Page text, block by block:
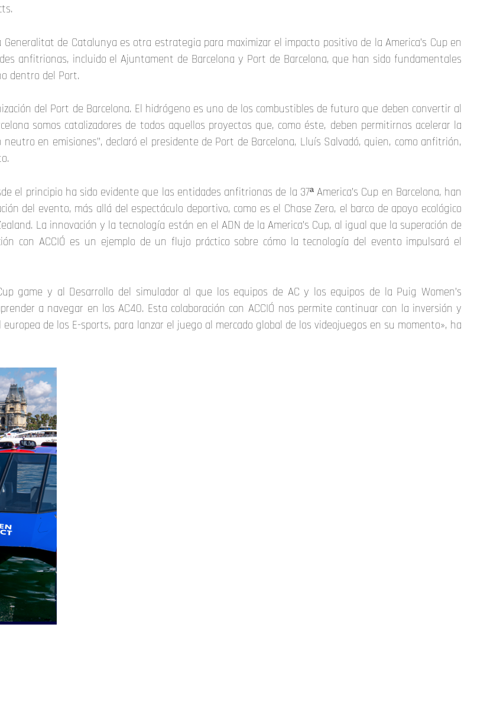
de Catalunya es otra estrategia para maximizar el impacto positivo de la America’s Cup en
anfitrionas, incluido el Ajuntament de Barcelona y Port de Barcelona, que han sido fundamentales
dentro del Port.
del Port de Barcelona. El hidrógeno es uno de los combustibles de futuro que deben convertir al
somos catalizadores de todos aquellos proyectos que, como éste, deben permitirnos acelerar la
en emisiones”, declaró el presidente de Port de Barcelona, Lluís Salvadó, quien, como anfitrión,
el principio ha sido evidente que las entidades anfitrionas de la 37ª America’s Cup en Barcelona, han
del evento, más allá del espectáculo deportivo, como es el Chase Zero, el barco de apoyo ecológico
La innovación y la tecnología están en el ADN de la America’s Cup, al igual que la superación de
con ACCIÓ es un ejemplo de un flujo práctico sobre cómo la tecnología del evento impulsará el
game y al Desarrollo del simulador al que los equipos de AC y los equipos de la Puig Women’s
a navegar en los AC40. Esta colaboración con ACCIÓ nos permite continuar con la inversión y
de los E-sports, para lanzar el juego al mercado global de los videojuegos en su momento», ha